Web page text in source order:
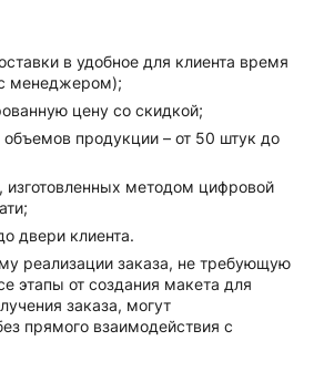
в удобное для клиента время
менеджером);
цену со скидкой;
продукции – от 50 штук до
изготовленных методом цифровой
двери клиента.
реализации заказа, не требующую
этапы от создания макета для
заказа, могут
прямого взаимодействия с